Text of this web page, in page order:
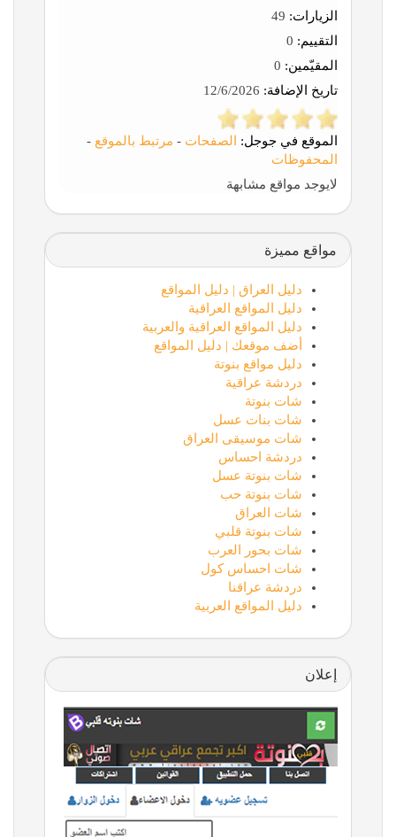
الزيارات:
التقييم:
المقيّمين:
تاريخ الإضافة:
الموقع في جوجل: الصفحات - مرتبط بالموقع -
المحفوظات
لايوجد مواقع مشابهة
مواقع مميزة
دليل العراق | دليل المواقع
دليل المواقع العراقية
دليل المواقع العراقية والعربية
أضف موقعك | دليل المواقع
دليل مواقع بنوتة
دردشة عراقية
شات بنوتة
شات بنات عسل
شات موسيقى العراق
دردشة احساس
شات بنوتة عسل
شات بنوتة حب
شات العراق
شات بنوتة قلبي
شات بحور العرب
شات احساس كول
دردشة عراقنا
دليل المواقع العربية
إعلان